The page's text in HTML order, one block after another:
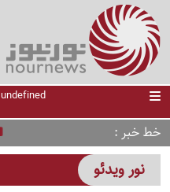
خط خبر
نور ویدئو